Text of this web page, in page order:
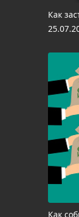
Как
Как